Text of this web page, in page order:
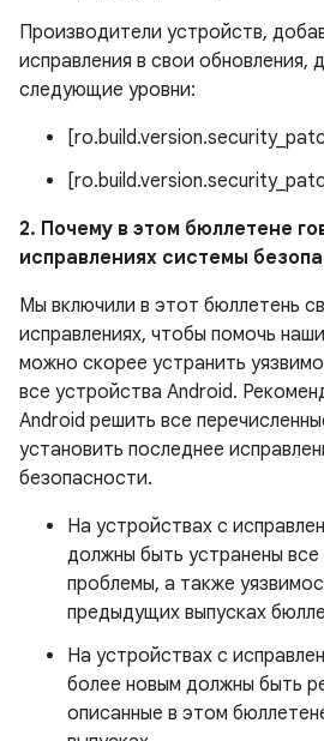
Производители устройств,
исправления в свои обновления,
следующие уровни:
2. Почему в этом бюллетене
исправлениях системы
Мы включили в этот бюллетень
исправлениях, чтобы помочь
можно скорее устранить
все устройства Android.
Android решить все
установить последнее
безопасности.
На устройствах с
должны быть устранены все
проблемы, а также
предыдущих выпусках
На устройствах с
более новым должны быть
описанные в этом